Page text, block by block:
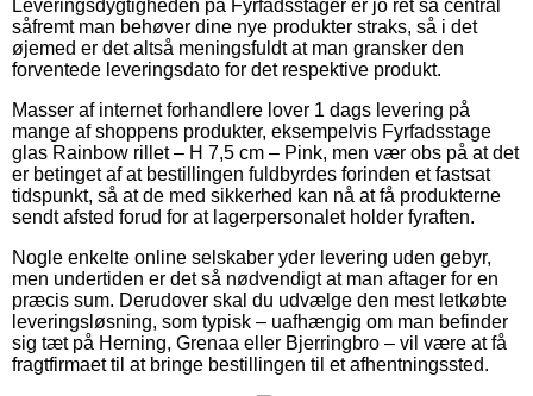
Leveringsdygtigheden på Fyrfadsstager er jo ret så central
såfremt man behøver dine nye produkter straks, så i det
øjemed er det altså meningsfuldt at man gransker den
forventede leveringsdato for det respektive produkt.
Masser af internet forhandlere lover 1 dags levering på
mange af shoppens produkter, eksempelvis Fyrfadsstage
glas Rainbow rillet – H 7,5 cm – Pink, men vær obs på at det
er betinget af at bestillingen fuldbyrdes forinden et fastsat
tidspunkt, så at de med sikkerhed kan nå at få produkterne
sendt afsted forud for at lagerpersonalet holder fyraften.
Nogle enkelte online selskaber yder levering uden gebyr,
men undertiden er det så nødvendigt at man aftager for en
præcis sum. Derudover skal du udvælge den mest letkøbte
leveringsløsning, som typisk – uafhængig om man befinder
sig tæt på Herning, Grenaa eller Bjerringbro – vil være at få
fragtfirmaet til at bringe bestillingen til et afhentningssted.